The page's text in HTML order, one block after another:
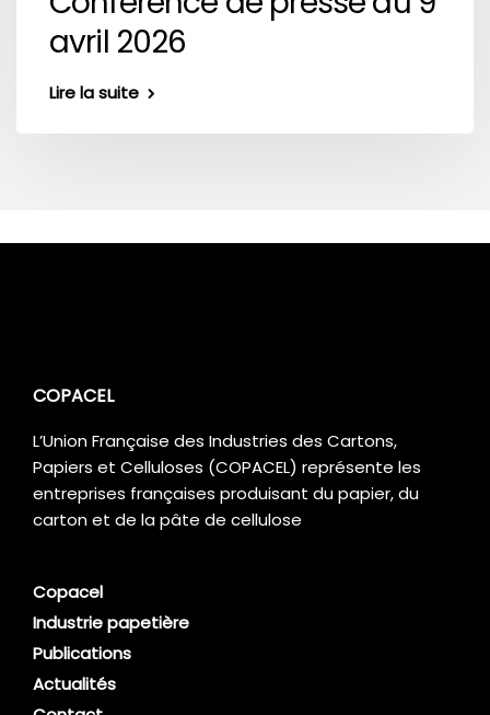
avril 2026
Lire la suite
COPACEL
L’Union Française des Industries des Cartons,
Papiers et Celluloses (COPACEL) représente les
entreprises françaises produisant du papier, du
carton et de la pâte de cellulose
Copacel
Industrie papetière
Publications
Actualités